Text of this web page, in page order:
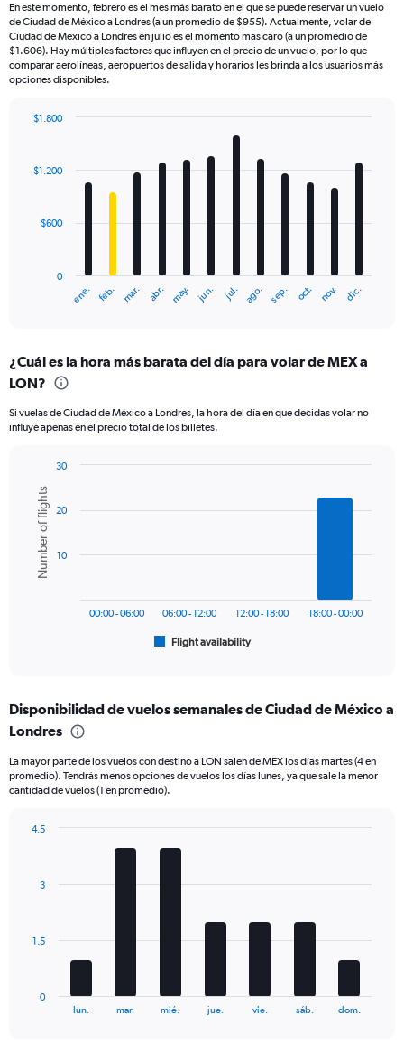
En este momento, febrero es el mes más barato en el que se puede reservar un vuelo
de Ciudad de México a Londres (a un promedio de $955). Actualmente, volar de
Ciudad de México a Londres en julio es el momento más caro (a un promedio de
$1.606). Hay múltiples factores que influyen en el precio de un vuelo, por lo que
comparar aerolíneas, aeropuertos de salida y horarios les brinda a los usuarios más
opciones disponibles.
with
12
The
Range:
12
The
chart
axis
displaying
values.
Range:
ene. feb. mar. abr. may. jun. jul. ago. sep. oct. nov. dic.
0
$600
$1.200
$1.800
¿Cuál es la hora más barata del día para volar de MEX a
LON?
Si vuelas de Ciudad de México a Londres, la hora del día en que decidas volar no
influye apenas en el precio total de los billetes.
chart
with
bars.
The
Range:
6
The
chart
Number
Range:
Chart
graphic.
Number of flights
Flight availability
00:00 - 06:00 06:00 - 12:00 12:00 - 18:00 18:00 - 00:00
10
20
30
Disponibilidad de vuelos semanales de Ciudad de México a
Londres
La mayor parte de los vuelos con destino a LON salen de MEX los días martes (4 en
promedio). Tendrás menos opciones de vuelos los días lunes, ya que sale la menor
cantidad de vuelos (1 en promedio).
The
lun. mar. mié. jue. vie. sáb. dom.
0
1.5
3
4.5